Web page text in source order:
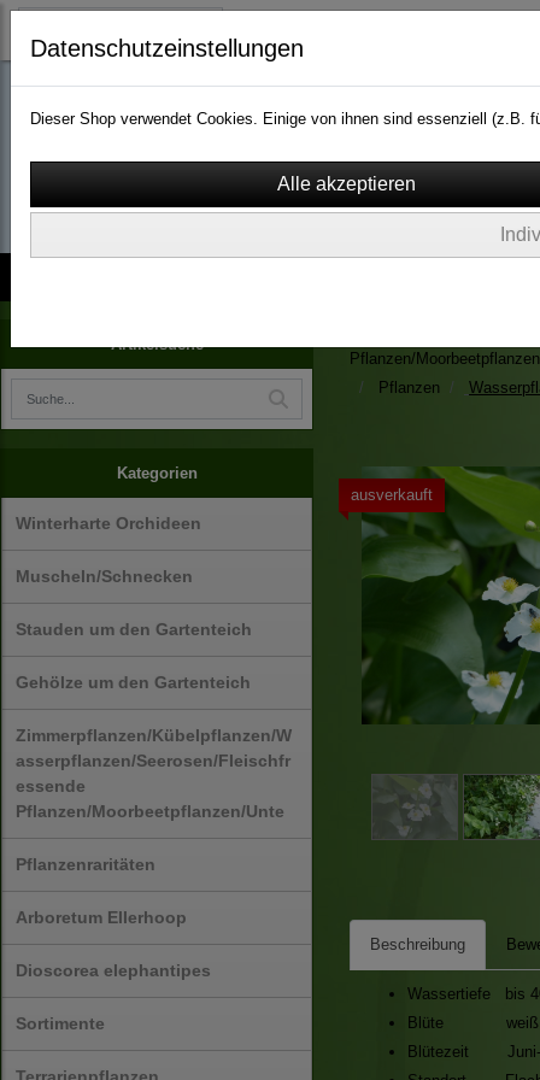
wassergarten-
Artikelsuche
Kategorien
Winterharte Orchideen
Muscheln/Schnecken
Stauden um den Gartenteich
Gehölze um den Gartenteich
Zimmerpflanzen/Kübelpflanzen/W
asserpflanzen/Seerosen/Fleischfr
essende
Pflanzen/Moorbeetpflanzen/Unte
Pflanzenraritäten
Arboretum Ellerhoop
Dioscorea elephantipes
Sortimente
Pflanzen/
Pflanzen
ausverkauft
Beschreibung
Wassertiefe bis
Blüte weiß
Blütezeit Juni-
Datenschutzeinstellungen
Dieser Shop verwendet Cookies. Einige von ihnen sind essenziell (z.B.